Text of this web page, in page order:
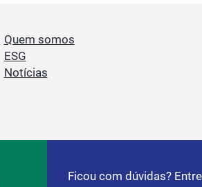
Quem somos
ESG
Notícias
Ficou com dúvidas?